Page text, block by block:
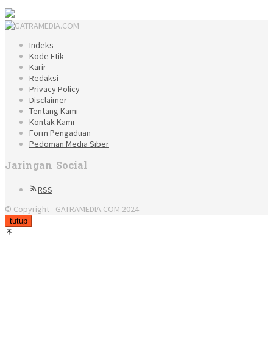
Indeks
Kode Etik
Karir
Redaksi
Privacy Policy
Disclaimer
Tentang Kami
Kontak Kami
Form Pengaduan
Pedoman Media Siber
Jaringan Social
RSS
© Copyright - GATRAMEDIA.COM 2024
tutup